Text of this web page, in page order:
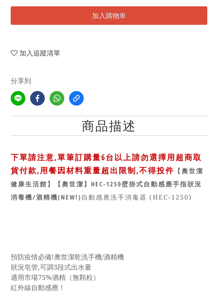
加入購物車
加入追蹤清單
分享到
商品描述
下單請注意,單筆訂購量6台以上請勿選擇用超商取
貨付款,用餐因材料重量超出限制,不得投件 【奧世潔
健康生活館】
【奧世潔】HEC-1250壁掛式自動感應手指狀況
消毒機/酒精機(NEW!) 自動感應洗手消毒器 (HEC-1250)
預防疫情必備!奧世潔乾洗手機/酒精機
狀況皂管,可調3段式出水量
適用市場75%酒精（無顆粒）
紅外線自動感應！